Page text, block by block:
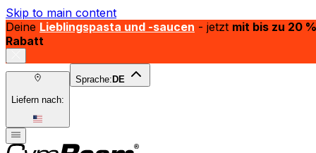
Skip to main content
Deine Lieblingspasta und -saucen - jetzt mit bis zu 20 %
Rabatt
Liefern nach:
Sprache: DE